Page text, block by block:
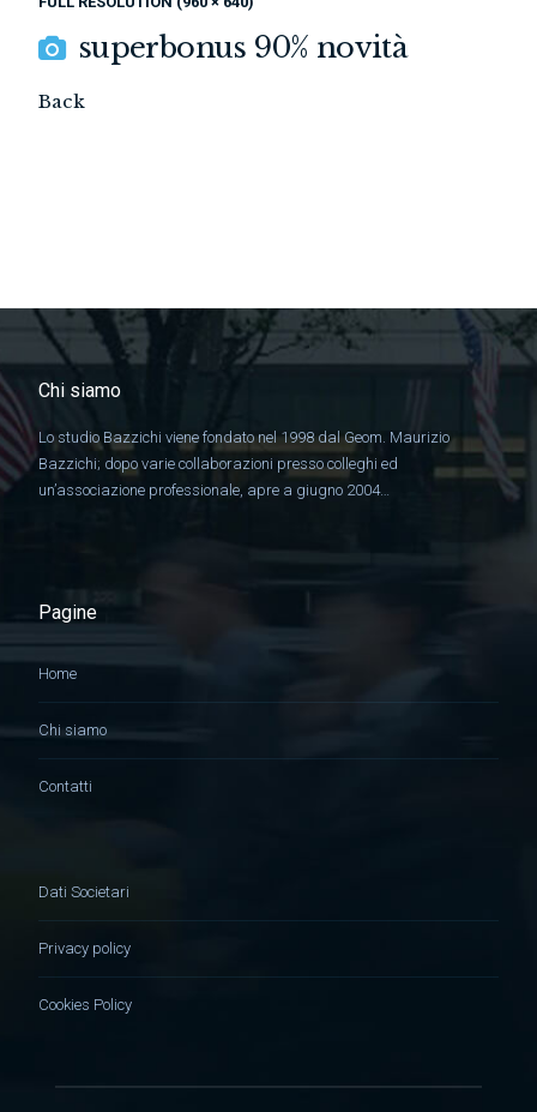
superbonus 90% novità
Back
Chi siamo
Lo studio Bazzichi viene fondato nel 1998 dal Geom. Maurizio
Bazzichi; dopo varie collaborazioni presso colleghi ed
un’associazione professionale, apre a giugno 2004…
Pagine
Home
Chi siamo
Contatti
Dati Societari
Privacy policy
Cookies Policy